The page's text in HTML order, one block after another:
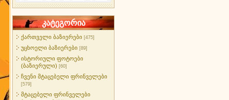
კატეგორია
ქართველი ბაზიერები [475]
უცხოელი ბაზიერები [89]
ისტორიული ფოტოები
(ბაზიერული) [60]
ჩვენი მტაცებელი ფრინველები
[579]
მტაცებელი ფრინველები